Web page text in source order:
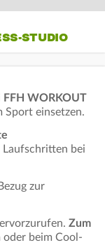
STUDIO
FFH WORKOUT
Sport einsetzen.
Laufschritten bei
zur
Zum
oder beim Cool-